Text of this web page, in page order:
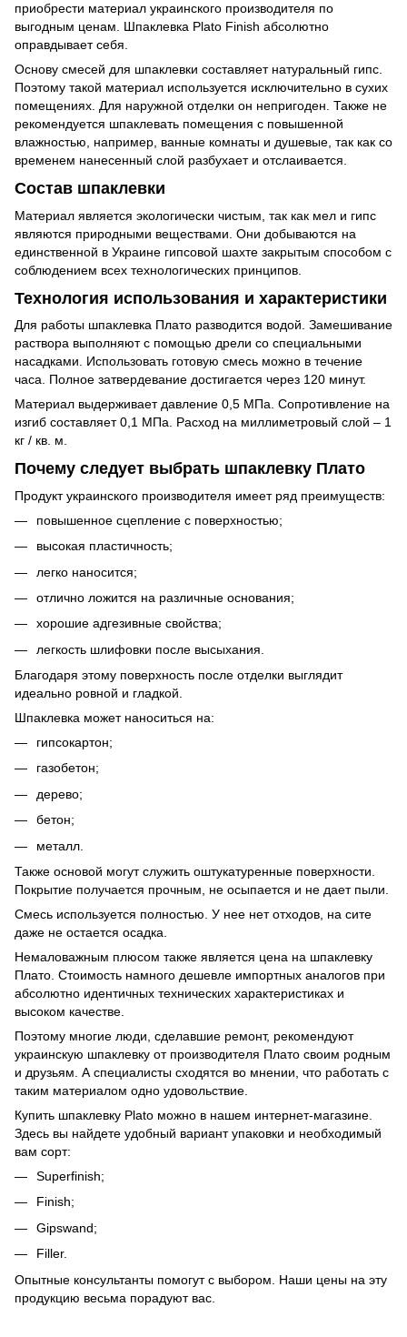
приобрести материал украинского производителя по
выгодным ценам. Шпаклевка Plato Finish абсолютно
оправдывает себя.
Основу смесей для шпаклевки составляет натуральный гипс.
Поэтому такой материал используется исключительно в сухих
помещениях. Для наружной отделки он непригоден. Также не
рекомендуется шпаклевать помещения с повышенной
влажностью, например, ванные комнаты и душевые, так как со
временем нанесенный слой разбухает и отслаивается.
Состав шпаклевки
Материал является экологически чистым, так как мел и гипс
являются природными веществами. Они добываются на
единственной в Украине гипсовой шахте закрытым способом с
соблюдением всех технологических принципов.
Технология использования и характеристики
Для работы шпаклевка Плато разводится водой. Замешивание
раствора выполняют с помощью дрели со специальными
насадками. Использовать готовую смесь можно в течение
часа. Полное затвердевание достигается через 120 минут.
Материал выдерживает давление 0,5 МПа. Сопротивление на
изгиб составляет 0,1 МПа. Расход на миллиметровый слой – 1
кг / кв. м.
Почему следует выбрать шпаклевку Плато
Продукт украинского производителя имеет ряд преимуществ:
повышенное сцепление с поверхностью;
высокая пластичность;
легко наносится;
отлично ложится на различные основания;
хорошие адгезивные свойства;
легкость шлифовки после высыхания.
Благодаря этому поверхность после отделки выглядит
идеально ровной и гладкой.
Шпаклевка может наноситься на:
гипсокартон;
газобетон;
дерево;
бетон;
металл.
Также основой могут служить оштукатуренные поверхности.
Покрытие получается прочным, не осыпается и не дает пыли.
Смесь используется полностью. У нее нет отходов, на сите
даже не остается осадка.
Немаловажным плюсом также является цена на шпаклевку
Плато. Стоимость намного дешевле импортных аналогов при
абсолютно идентичных технических характеристиках и
высоком качестве.
Поэтому многие люди, сделавшие ремонт, рекомендуют
украинскую шпаклевку от производителя Плато своим родным
и друзьям. А специалисты сходятся во мнении, что работать с
таким материалом одно удовольствие.
Купить шпаклевку Plato можно в нашем интернет-магазине.
Здесь вы найдете удобный вариант упаковки и необходимый
вам сорт:
Superfinish;
Finish;
Gipswand;
Filler.
Опытные консультанты помогут с выбором. Наши цены на эту
продукцию весьма порадуют вас.